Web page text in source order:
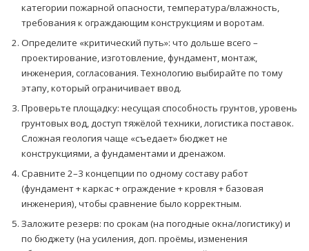
категории пожарной опасности, температура/влажность,
требования к ограждающим конструкциям и воротам.
Определите «критический путь»: что дольше всего –
проектирование, изготовление, фундамент, монтаж,
инженерия, согласования. Технологию выбирайте по тому
этапу, который ограничивает ввод.
Проверьте площадку: несущая способность грунтов, уровень
грунтовых вод, доступ тяжёлой техники, логистика поставок.
Сложная геология чаще «съедает» бюджет не
конструкциями, а фундаментами и дренажом.
Сравните 2–3 концепции по одному составу работ
(фундамент + каркас + ограждение + кровля + базовая
инженерия), чтобы сравнение было корректным.
Заложите резерв: по срокам (на погодные окна/логистику) и
по бюджету (на усиления, доп. проёмы, изменения